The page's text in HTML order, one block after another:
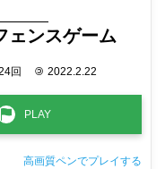
ェンスゲーム
回 © 2022.2.22
高画質ペンでプレイする